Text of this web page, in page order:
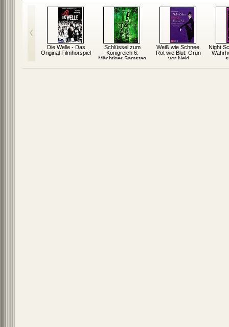
Die Welle - Das
Original Filmhörspiel
Schlüssel zum
Königreich 6:
Mächtiger Samstag
Weiß wie Schnee.
Rot wie Blut. Grün
vor Neid
Night